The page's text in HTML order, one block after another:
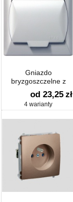
Gniazdo
bryzgoszczelne z
uziemieniem IP-44
od 23,25 zł
4 warianty